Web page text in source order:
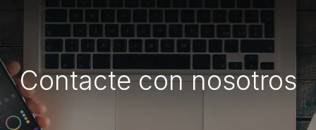
Contacte con nosotros